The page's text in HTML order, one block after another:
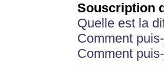
Souscription
Quelle est la
Comment
Comment